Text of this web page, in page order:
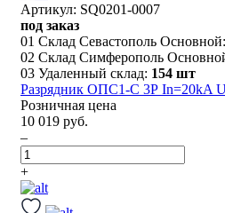
Артикул: SQ0201-0007
под заказ
01 Склад Севастополь Основной:
02 Склад Симферополь
03 Удаленный склад: 154 шт
Разрядник ОПС1-C 3Р In=20kA
Розничная цена
10 019 руб.
–
+